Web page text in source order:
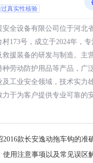
真实性核验
安全设备有限公司位于河北
173号，成立于2024年，专
援装备的研发与制造。主
劳动防护用品等产品，广
工业安全领域，技术实力
力于为客户提供专业可靠的
2016款长安逸动拖车钩的准
使用注意事项以及常见误区